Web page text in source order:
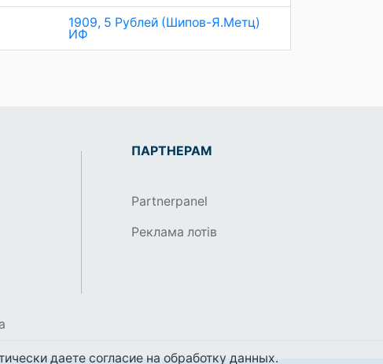
1909, 5 Рублей (Шипов-Я.Метц)
ИФ
ПАРТНЕРАМ
Partnerpanel
Реклама лотів
даете согласие на обработку данных.